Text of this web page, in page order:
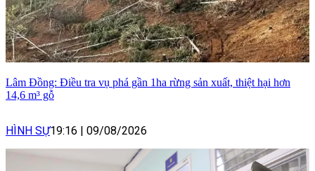
Lâm Đồng: Điều tra vụ phá gần 1ha rừng sản xuất, thiệt hại hơn
14,6 m³ gỗ
HÌNH SỰ19:16 | 09/08/2026